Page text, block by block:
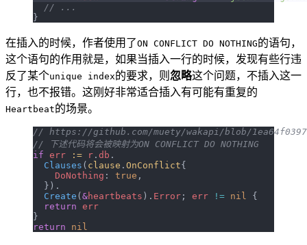
  // ...
}
在插入的时候，作者使用了ON CONFLICT DO NOTHING的语句，
这个语句的作用就是，如果当插入一行的时候，发现有些行违
反了某个unique index的要求，则 忽略这个问题，不插入这一
行，也不报错。这刚好非常适合插入有可能有重复的
Heartbeat的场景。
// https://github.com/muety/wakapi/blob/
// 下述代码将会被映射为ON CONFLICT DO NOTHING
if err := r . db .
  Clauses
( clause . OnConflict{
    DoNothing
: true ,
  }).
  Create
( &heartbeats ). Error ; err != nil
{
  return
err
}
return nil